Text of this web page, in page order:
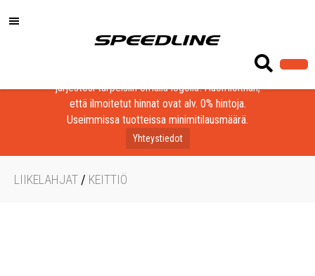
Löydä laadukkaat tuotteet yrityksesi, seurasi tai
järjestösi tarpeisiin omalla logolla! Huomioithan,
että ilmoitetut hinnat ovat alv. 0% hintoja.
Useimmissa tuotteissa minimitilausmäärä.
Yhteystiedot
LIIKELAHJAT / KEITTIÖ